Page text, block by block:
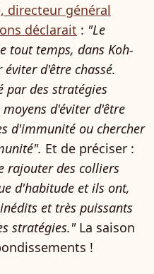
directeur général
déclarait : "Le
tout temps, dans Koh-
d'être chassé.
par des stratégies
d'éviter d'être
d'immunité ou chercher
Et de préciser :
rajouter des colliers
d'habitude et ils ont,
et très puissants
stratégies."La saison
!